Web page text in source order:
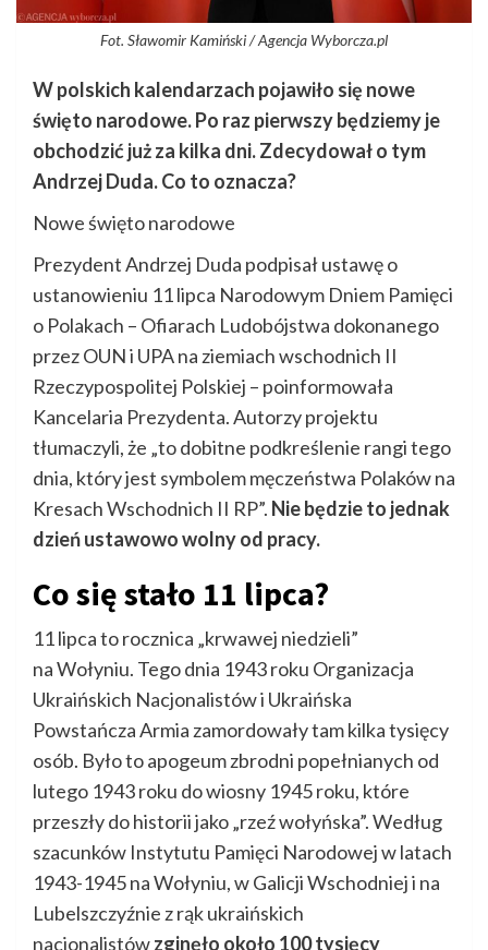
Fot. Sławomir Kamiński / Agencja Wyborcza.pl
W polskich kalendarzach pojawiło się nowe
święto narodowe. Po raz pierwszy będziemy je
obchodzić już za kilka dni. Zdecydował o tym
Andrzej Duda. Co to oznacza?
Nowe święto narodowe
Prezydent Andrzej Duda podpisał ustawę o
ustanowieniu 11 lipca Narodowym Dniem Pamięci
o Polakach – Ofiarach Ludobójstwa dokonanego
przez OUN i UPA na ziemiach wschodnich II
Rzeczypospolitej Polskiej – poinformowała
Kancelaria Prezydenta. Autorzy projektu
tłumaczyli, że „to dobitne podkreślenie rangi tego
dnia, który jest symbolem męczeństwa Polaków na
Kresach Wschodnich II RP”. Nie będzie to jednak
dzień ustawowo wolny od pracy.
Co się stało 11 lipca?
11 lipca to rocznica „krwawej niedzieli”
na Wołyniu. Tego dnia 1943 roku Organizacja
Ukraińskich Nacjonalistów i Ukraińska
Powstańcza Armia zamordowały tam kilka tysięcy
osób. Było to apogeum zbrodni popełnianych od
lutego 1943 roku do wiosny 1945 roku, które
przeszły do historii jako „rzeź wołyńska”. Według
szacunków Instytutu Pamięci Narodowej w latach
1943-1945 na Wołyniu, w Galicji Wschodniej i na
Lubelszczyźnie z rąk ukraińskich
nacjonalistówzginęło około 100 tysięcy